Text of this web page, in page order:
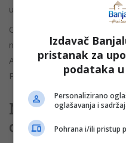
uzrokovane orografijom.
Osjetno hladnija vazdušna
narednog ponedjeljka
Alpima, a nešto svježeg
Pirinejima.
Nakon
obrt i povratak
Izdavač
pristanak za
podataka u
Personalizirano
oglašavanja i
Pohrana i/ili pristup